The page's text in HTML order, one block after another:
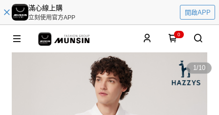
滿心線上購
立刻使用官方APP
開啟APP
0
1/10